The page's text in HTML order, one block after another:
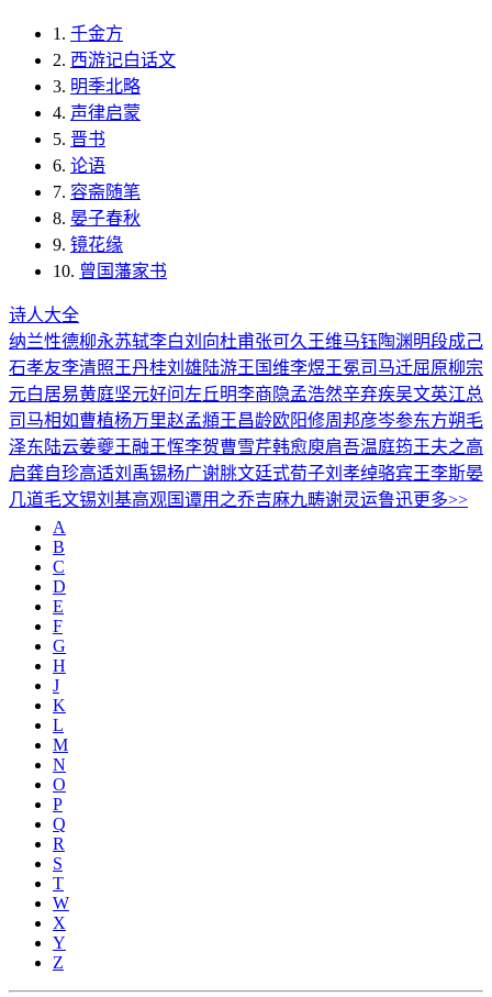
1. 千金方
2. 西游记白话文
3. 明季北略
4. 声律启蒙
5. 晋书
6. 论语
7. 容斋随笔
8. 晏子春秋
9. 镜花缘
10. 曾国藩家书
诗人大全
纳兰性德柳永苏轼李白刘向杜甫张可久 王维马钰陶渊明段成己
石孝友李清照王丹桂刘雄陆游王国维李煜王冕司马迁屈原柳宗
元白居易黄庭坚元好问 左丘明李商隐孟浩然辛弃疾吴文英江总
司马相如曹植杨万里赵孟頫王昌龄欧阳修周邦彦岑参东方朔毛
泽东陆云姜夔王融王恽李贺曹雪芹韩愈庾肩吾温庭筠王夫之高
启龚自珍高适刘禹锡杨广谢朓文廷式荀子刘孝绰骆宾王李斯晏
几道毛文锡刘基高观国谭用之乔吉麻九畴谢灵运鲁迅更多>>
A
B
C
D
E
F
G
H
J
K
L
M
N
O
P
Q
R
S
T
W
X
Y
Z